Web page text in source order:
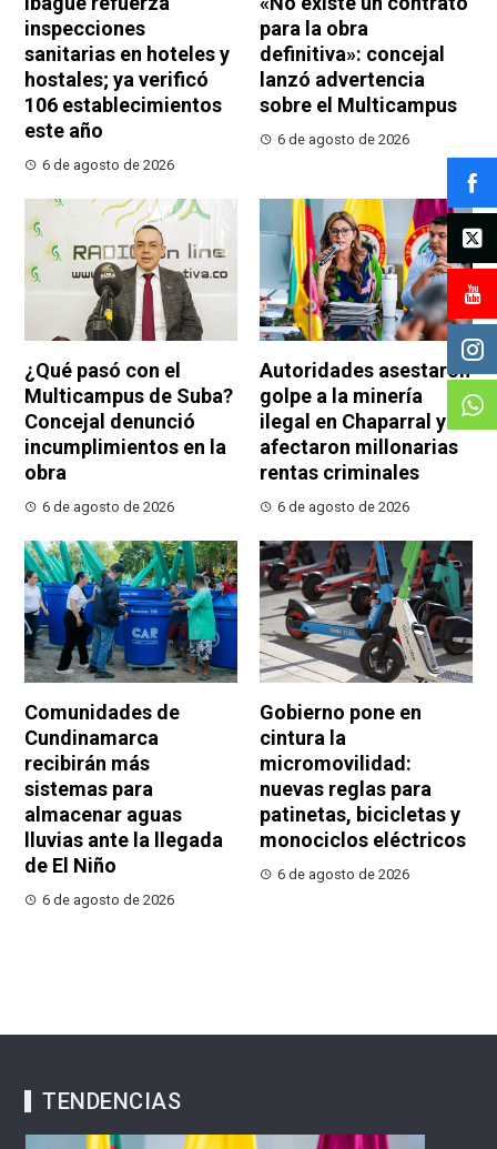
inspecciones
sanitarias en hoteles y
hostales; ya verificó
106 establecimientos
este año
6 de agosto de 2026
para la obra
definitiva»: concejal
lanzó advertencia
sobre el Multicampus
6 de agosto de 2026
¿Qué pasó con el
Multicampus de Suba?
Concejal denunció
incumplimientos en la
obra
6 de agosto de 2026
Autoridades asestaron
golpe a la minería
ilegal en Chaparral y
afectaron millonarias
rentas criminales
6 de agosto de 2026
Comunidades de
Cundinamarca
recibirán más
sistemas para
almacenar aguas
lluvias ante la llegada
de El Niño
6 de agosto de 2026
Gobierno pone en
cintura la
micromovilidad:
nuevas reglas para
patinetas, bicicletas y
monociclos eléctricos
6 de agosto de 2026
TENDENCIAS